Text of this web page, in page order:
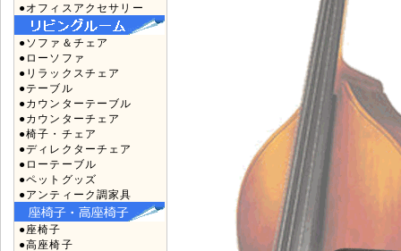
●オフィスアクセサリー
●ソファ＆チェア
●ローソファ
●リラックスチェア
●テーブル
●カウンターテーブル
●カウンターチェア
●椅子・チェア
●ディレクターチェア
●ローテーブル
●ペットグッズ
●アンティーク調家具
●座椅子
●高座椅子